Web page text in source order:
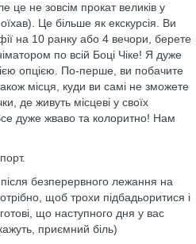
це не зовсім прокат великів у
Це більше як екскурсія. Ви
на 10 ранку або 4 вечори, берете
по всій Боці Чіке! Я дуже
опцією. По-перше, ви побачите
місця, куди ви самі не зможете
де живуть місцеві у своїх
дуже жваво та колоритно! Нам
безперервного лежання на
щоб трохи підбадьоритися і
що наступного дня у вас
приємний біль)